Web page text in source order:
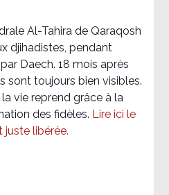
Al-Tahira de Qaraqosh
djihadistes, pendant
Daech. 18 mois après
sont toujours bien visibles.
vie reprend grâce à la
des fidèles. Lire ici le
libérée.